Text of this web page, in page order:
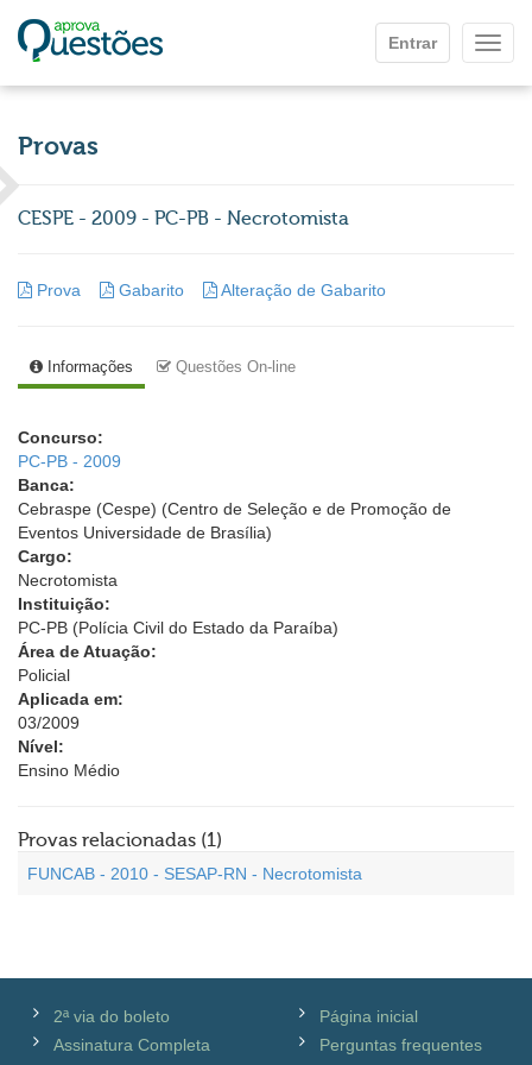
Entrar
Provas
CESPE - 2009 - PC-PB - Necrotomista
Prova Gabarito Alteração de Gabarito
Informações Questões On-line
Concurso:
PC-PB - 2009
Banca:
Cebraspe (Cespe) (Centro de Seleção e de Promoção de
Eventos Universidade de Brasília)
Cargo:
Necrotomista
Instituição:
PC-PB (Polícia Civil do Estado da Paraíba)
Área de Atuação:
Policial
Aplicada em:
03/2009
Nível:
Ensino Médio
Provas relacionadas (1)
FUNCAB - 2010 - SESAP-RN - Necrotomista
2ª via do boleto
Assinatura Completa
Página inicial
Perguntas frequentes